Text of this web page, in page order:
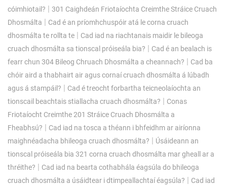
cóimhiotail? | 301 Caighdeán Friotaíochta Creimthe Stráice Cruach
Dhosmálta | Cad é an príomhchuspóir atá le corna cruach
dhosmálta te rollta te | Cad iad na riachtanais maidir le bileoga
cruach dhosmálta sa tionscal próiseála bia? | Cad é an bealach is
fearr chun 304 Bileog Chruach Dhosmálta a cheannach? | Cad ba
chóir aird a thabhairt air agus cornaí cruach dhosmálta á lúbadh
agus á stampáil? | Cad é treocht forbartha teicneolaíochta an
tionscail beachtais stiallacha cruach dhosmálta? | Conas
Friotaíocht Creimthe 201 Stráice Cruach Dhosmálta a
Fheabhsú? | Cad iad na tosca a théann i bhfeidhm ar airíonna
maighnéadacha bhileoga cruach dhosmálta? | Úsáideann an
tionscal próiseála bia 321 corna cruach dhosmálta mar gheall ar a
thréithe? | Cad iad na bearta cothabhála éagsúla do bhileoga
cruach dhosmálta a úsáidtear i dtimpeallachtaí éagsúla? | Cad iad